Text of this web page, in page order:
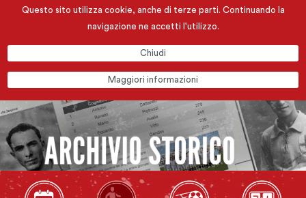
Questo sito utilizza cookie, anche di terze parti. Continuando la
navigazione ne accetti l'utilizzo.
Chiudi
Maggiori informazioni